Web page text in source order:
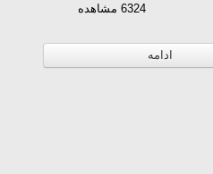
های دو بعدی
6324 مشاهده
ادامه